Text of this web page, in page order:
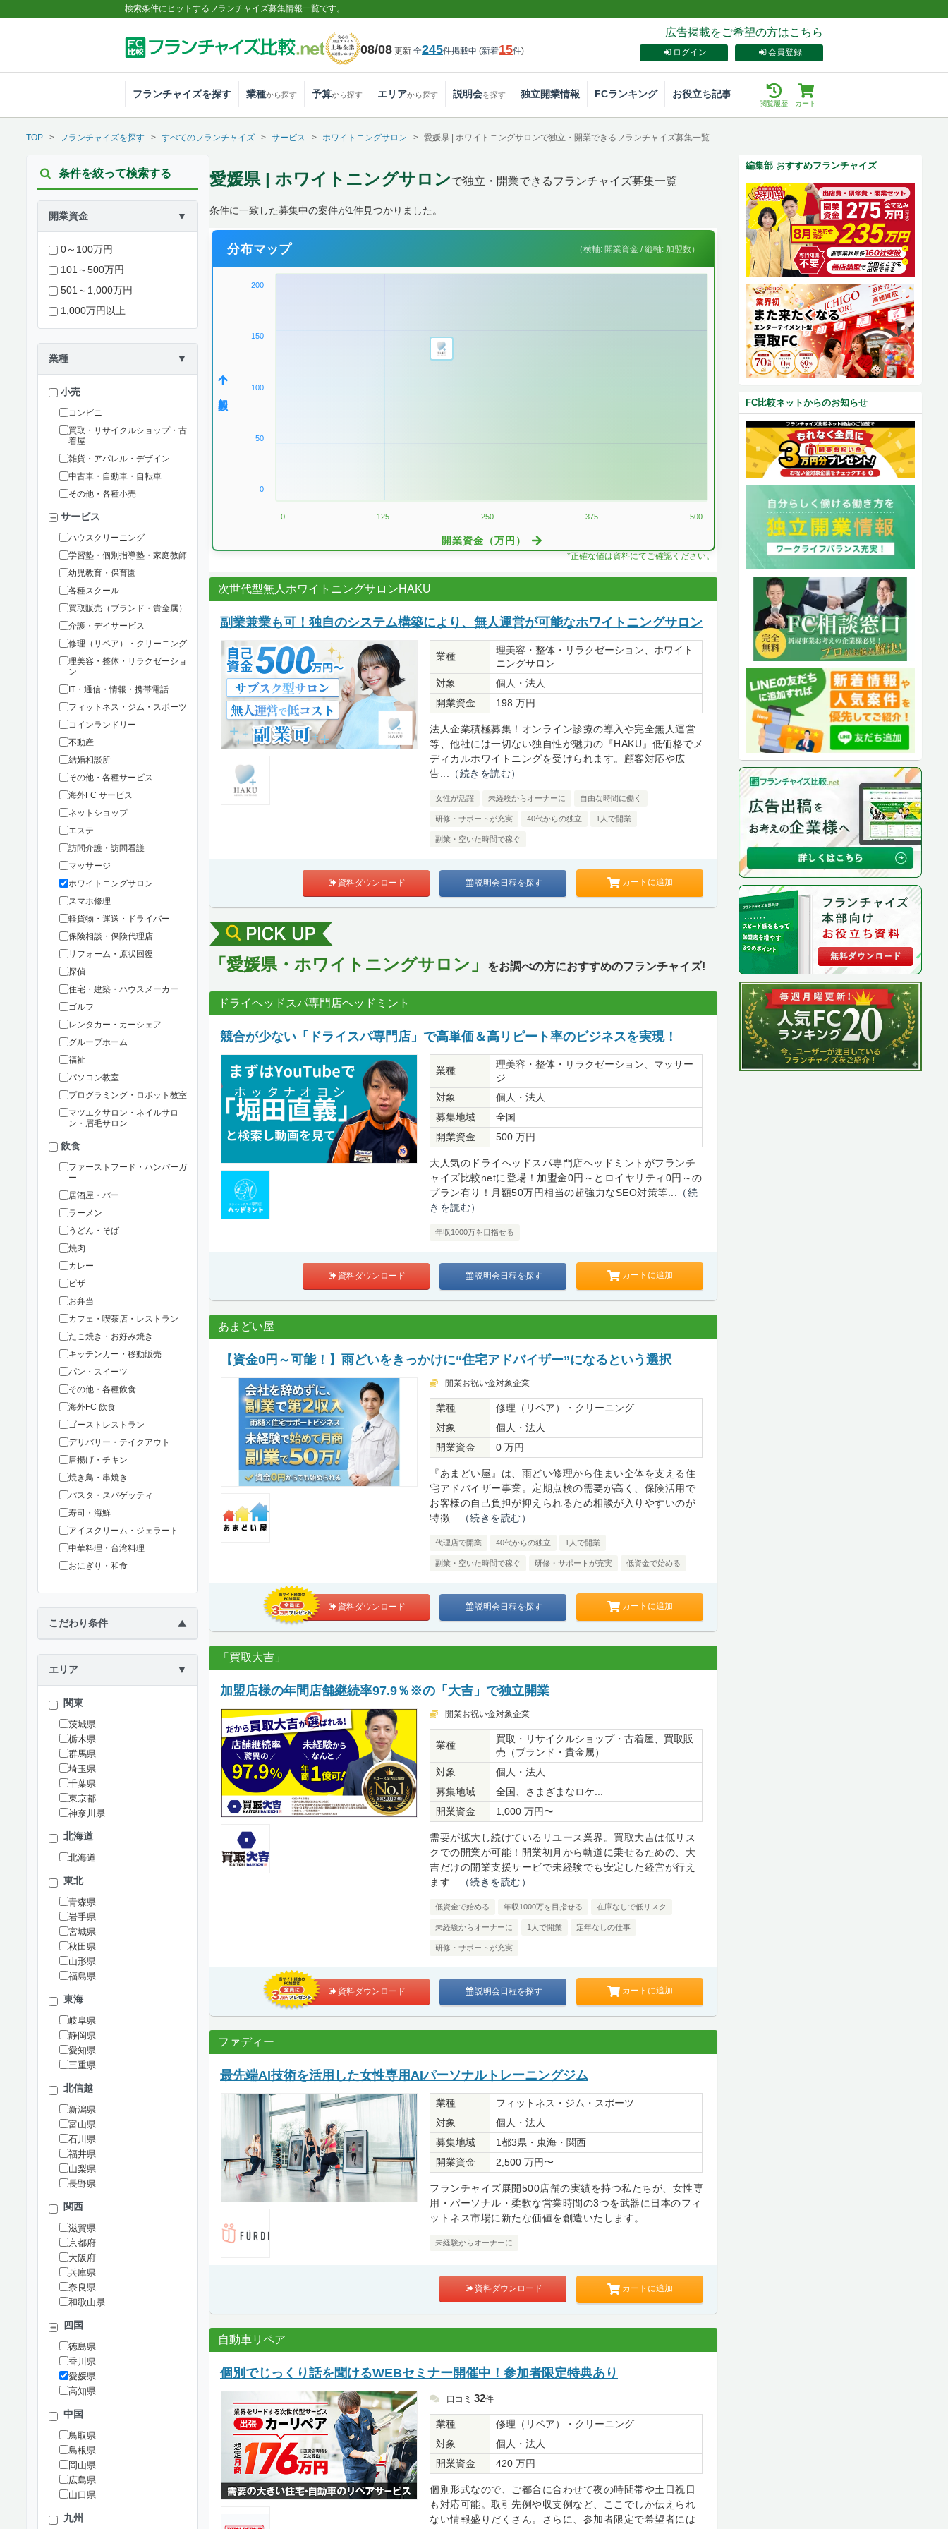
検索条件にヒットするフランチャイズ募集情報一覧です。
08/08 更新 全245件掲載中 (新着15件)
広告掲載をご希望の方はこちら
会員登録
ログイン
フランチャイズを探す 業種から探す 予算から探す エリアから探す 説明会を探す 独立開業情報 FCランキング お役立ち記事
カート
閲覧履歴
TOP フランチャイズを探す すべてのフランチャイズ サービス ホワイトニングサロン 愛媛県 | ホワイトニングサロンで独立・開業できるフランチャイズ募集一覧
条件を絞って検索する
開業資金 ▼
0～100万円
101～500万円
501～1,000万円
1,000万円以上
業種 ▼
小売
コンビニ
買取・リサイクルショップ・古
着屋
雑貨・アパレル・デザイン
中古車・自動車・自転車
その他・各種小売
サービス
ハウスクリーニング
学習塾・個別指導塾・家庭教師
幼児教育・保育園
各種スクール
買取販売（ブランド・貴金属）
介護・デイサービス
修理（リペア）・クリーニング
理美容・整体・リラクゼーショ
ン
IT・通信・情報・携帯電話
フィットネス・ジム・スポーツ
コインランドリー
不動産
結婚相談所
その他・各種サービス
海外FC サービス
ネットショップ
エステ
訪問介護・訪問看護
マッサージ
ホワイトニングサロン
スマホ修理
軽貨物・運送・ドライバー
保険相談・保険代理店
リフォーム・原状回復
探偵
住宅・建築・ハウスメーカー
ゴルフ
レンタカー・カーシェア
グループホーム
福祉
パソコン教室
プログラミング・ロボット教室
マツエクサロン・ネイルサロ
ン・眉毛サロン
飲食
ファーストフード・ハンバーガ
ー
居酒屋・バー
ラーメン
うどん・そば
焼肉
カレー
ピザ
お弁当
カフェ・喫茶店・レストラン
たこ焼き・お好み焼き
キッチンカー・移動販売
パン・スイーツ
その他・各種飲食
海外FC 飲食
ゴーストレストラン
デリバリー・テイクアウト
唐揚げ・チキン
焼き鳥・串焼き
パスタ・スパゲッティ
寿司・海鮮
アイスクリーム・ジェラート
中華料理・台湾料理
おにぎり・和食
こだわり条件 ▶
エリア ▼
関東
茨城県
栃木県
群馬県
埼玉県
千葉県
東京都
神奈川県
北海道
北海道
東北
青森県
岩手県
宮城県
秋田県
山形県
福島県
東海
岐阜県
静岡県
愛知県
三重県
北信越
新潟県
富山県
石川県
福井県
山梨県
長野県
関西
滋賀県
京都府
大阪府
兵庫県
奈良県
和歌山県
四国
徳島県
香川県
愛媛県
高知県
中国
鳥取県
島根県
岡山県
広島県
山口県
九州
愛媛県 | ホワイトニングサロンで独立・開業できるフランチャイズ募集一覧
条件に一致した募集中の案件が1件見つかりました。
分布マップ （横軸: 開業資金 / 縦軸: 加盟数）
200
150
100
50
0
0 125 250 375 500
開業資金（万円）
*正確な値は資料にてご確認ください。
次世代型無人ホワイトニングサロンHAKU
副業兼業も可！独自のシステム構築により、無人運営が可能なホワイトニングサロン
業種
理美容・整体・リラクゼーション、ホワイト
ニングサロン
対象
個人・法人
開業資金
198 万円
法人企業積極募集！オンライン診療の導入や完全無人運営
等、他社には一切ない独自性が魅力の『HAKU』低価格でメ
ディカルホワイトニングを受けられます。顧客対応や広
告...
（続きを読む）
女性が活躍 未経験からオーナーに 自由な時間に働く
研修・サポートが充実 40代からの独立 1人で開業
副業・空いた時間で稼ぐ
資料ダウンロード 説明会日程を探す カートに追加
「愛媛県・ホワイトニングサロン」 をお調べの方におすすめのフランチャイズ!
ドライヘッドスパ専門店ヘッドミント
競合が少ない「ドライスパ専門店」で高単価＆高リピート率のビジネスを実現！
業種
理美容・整体・リラクゼーション、マッサー
ジ
対象
個人・法人
募集地域
全国
開業資金
500 万円
大人気のドライヘッドスパ専門店ヘッドミントがフランチ
ャイズ比較netに登場！加盟金0円～とロイヤリティ0円～の
プラン有り！月額50万円相当の超強力なSEO対策等...
（続
きを読む）
年収1000万を目指せる
資料ダウンロード 説明会日程を探す カートに追加
あまどい屋
【資金0円～可能！】雨どいをきっかけに“住宅アドバイザー”になるという選択
開業お祝い金対象企業
業種
修理（リペア）・クリーニング
対象
個人・法人
開業資金
0 万円
『あまどい屋』は、雨どい修理から住まい全体を支える住
宅アドバイザー事業。定期点検の需要が高く、保険活用で
お客様の自己負担が抑えられるため相談が入りやすいのが
特徴...
（続きを読む）
代理店で開業 40代からの独立 1人で開業
副業・空いた時間で稼ぐ 研修・サポートが充実 低資金で始める
資料ダウンロード 説明会日程を探す カートに追加
「買取大吉」
加盟店様の年間店舗継続率97.9％※の「大吉」で独立開業
開業お祝い金対象企業
業種
買取・リサイクルショップ・古着屋、買取販
売（ブランド・貴金属）
対象
個人・法人
募集地域
全国、さまざまなロケ...
開業資金
1,000 万円〜
需要が拡大し続けているリユース業界。買取大吉は低リス
クでの開業が可能！開業初月から軌道に乗せるための、大
吉だけの開業支援サービで未経験でも安定した経営が行え
ます...
（続きを読む）
低資金で始める 年収1000万を目指せる 在庫なしで低リスク
未経験からオーナーに 1人で開業 定年なしの仕事
研修・サポートが充実
資料ダウンロード 説明会日程を探す カートに追加
ファディー
最先端AI技術を活用した女性専用AIパーソナルトレーニングジム
業種
フィットネス・ジム・スポーツ
対象
個人・法人
募集地域
1都3県・東海・関西
開業資金
2,500 万円〜
フランチャイズ展開500店舗の実績を持つ私たちが、女性専
用・パーソナル・柔軟な営業時間の3つを武器に日本のフィ
ットネス市場に新たな価値を創造いたします。
未経験からオーナーに
資料ダウンロード カートに追加
自動車リペア
個別でじっくり話を聞けるWEBセミナー開催中！参加者限定特典あり
口コミ 32件
業種
修理（リペア）・クリーニング
対象
個人・法人
開業資金
420 万円
個別形式なので、ご都合に合わせて夜の時間帯や土日祝日
も対応可能。取引先例や収支例など、ここでしか伝えられ
ない情報盛りだくさん。さらに、参加者限定で希望者には
編集部 おすすめフランチャイズ
FC比較ネットからのお知らせ